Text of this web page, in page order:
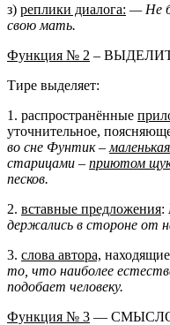
з) реплики диалога: — Не
свою мать.
Функция № 2 –
Тире выделяет:
1. распространённые
уточнительное,
во сне Фунтик –
старицами – приютом
песков.
2. вставные предложения:
держались в стороне от
3. слова автора,
то, что наиболее
подобает человеку.
Функция № 3 —